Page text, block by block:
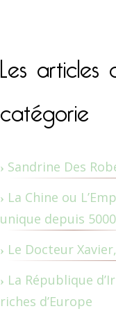
Les
catégorie
Sandrine Des
La Chine ou
unique depuis
Le Docteur
La République
riches d’Europe